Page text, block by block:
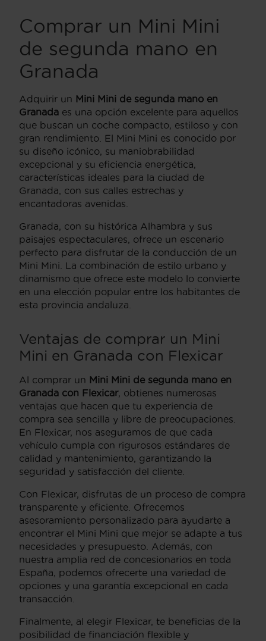
Comprar un Mini Mini
de segunda mano en
Granada
Adquirir un Mini Mini de segunda mano en
Granada es una opción excelente para aquellos
que buscan un coche compacto, estiloso y con
gran rendimiento. El Mini Mini es conocido por
su diseño icónico, su maniobrabilidad
excepcional y su eficiencia energética,
características ideales para la ciudad de
Granada, con sus calles estrechas y
encantadoras avenidas.
Granada, con su histórica Alhambra y sus
paisajes espectaculares, ofrece un escenario
perfecto para disfrutar de la conducción de un
Mini Mini. La combinación de estilo urbano y
dinamismo que ofrece este modelo lo convierte
en una elección popular entre los habitantes de
esta provincia andaluza.
Ventajas de comprar un Mini
Mini en Granada con Flexicar
Al comprar un Mini Mini de segunda mano en
Granada con Flexicar, obtienes numerosas
ventajas que hacen que tu experiencia de
compra sea sencilla y libre de preocupaciones.
En Flexicar, nos aseguramos de que cada
vehículo cumpla con rigurosos estándares de
calidad y mantenimiento, garantizando la
seguridad y satisfacción del cliente.
Con Flexicar, disfrutas de un proceso de compra
transparente y eficiente. Ofrecemos
asesoramiento personalizado para ayudarte a
encontrar el Mini Mini que mejor se adapte a tus
necesidades y presupuesto. Además, con
nuestra amplia red de concesionarios en toda
España, podemos ofrecerte una variedad de
opciones y una garantía excepcional en cada
transacción.
Finalmente, al elegir Flexicar, te beneficias de la
posibilidad de financiación flexible y